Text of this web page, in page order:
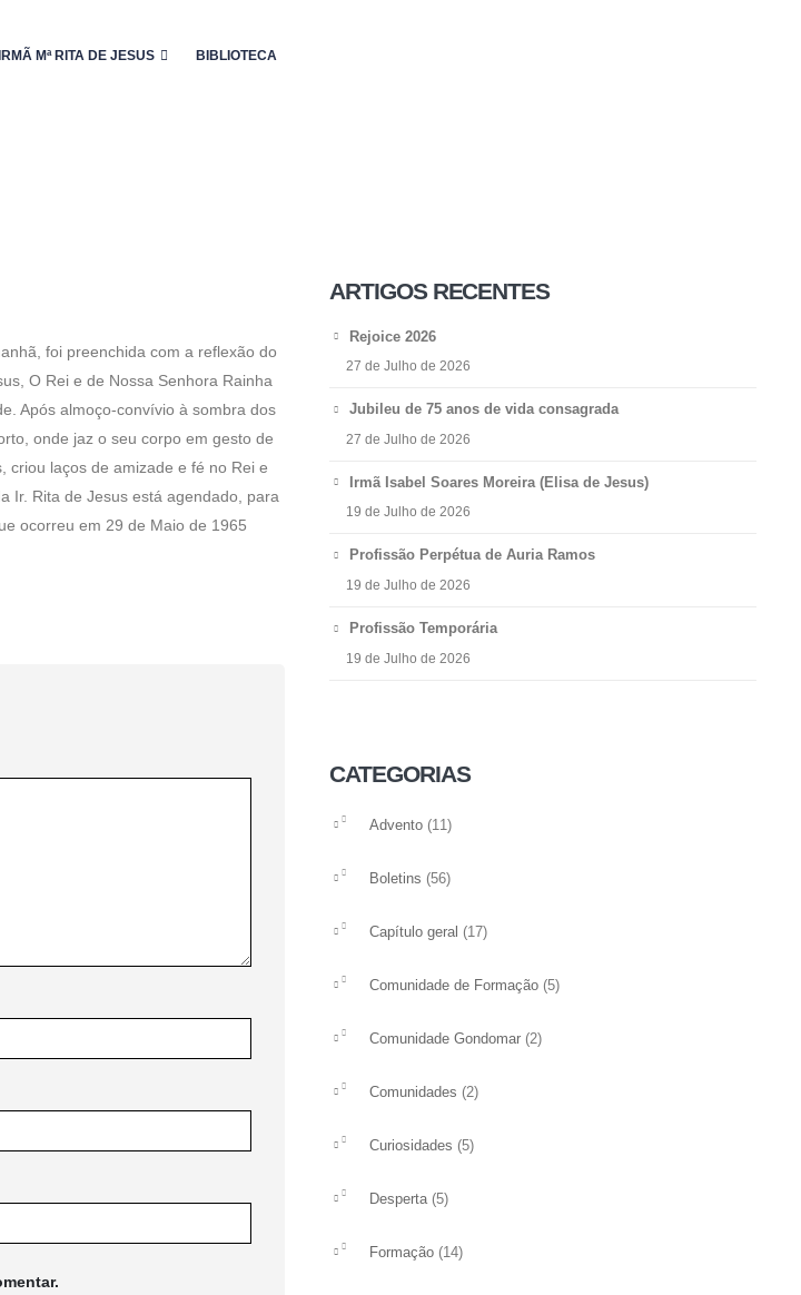
IRMÃ Mª RITA DE JESUS BIBLIOTECA
foi preenchida com a reflexão do
O Rei e de Nossa Senhora Rainha
Após almoço-convívio à sombra dos
onde jaz o seu corpo em gesto de
criou laços de amizade e fé no Rei e
Ir. Rita de Jesus está agendado, para
ocorreu em 29 de Maio de 1965
ARTIGOS RECENTES
Rejoice 2026
27 de Julho de 2026
Jubileu de 75 anos de vida consagrada
27 de Julho de 2026
Irmã Isabel Soares Moreira (Elisa de Jesus)
19 de Julho de 2026
Profissão Perpétua de Auria Ramos
19 de Julho de 2026
Profissão Temporária
19 de Julho de 2026
CATEGORIAS
Advento (11)
Boletins (56)
Capítulo geral (17)
Comunidade de Formação (5)
Comunidade Gondomar (2)
Comunidades (2)
Curiosidades (5)
Desperta (5)
Formação (14)